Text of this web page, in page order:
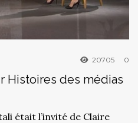
20705 0
Histoires des médias
était l’invité de Claire